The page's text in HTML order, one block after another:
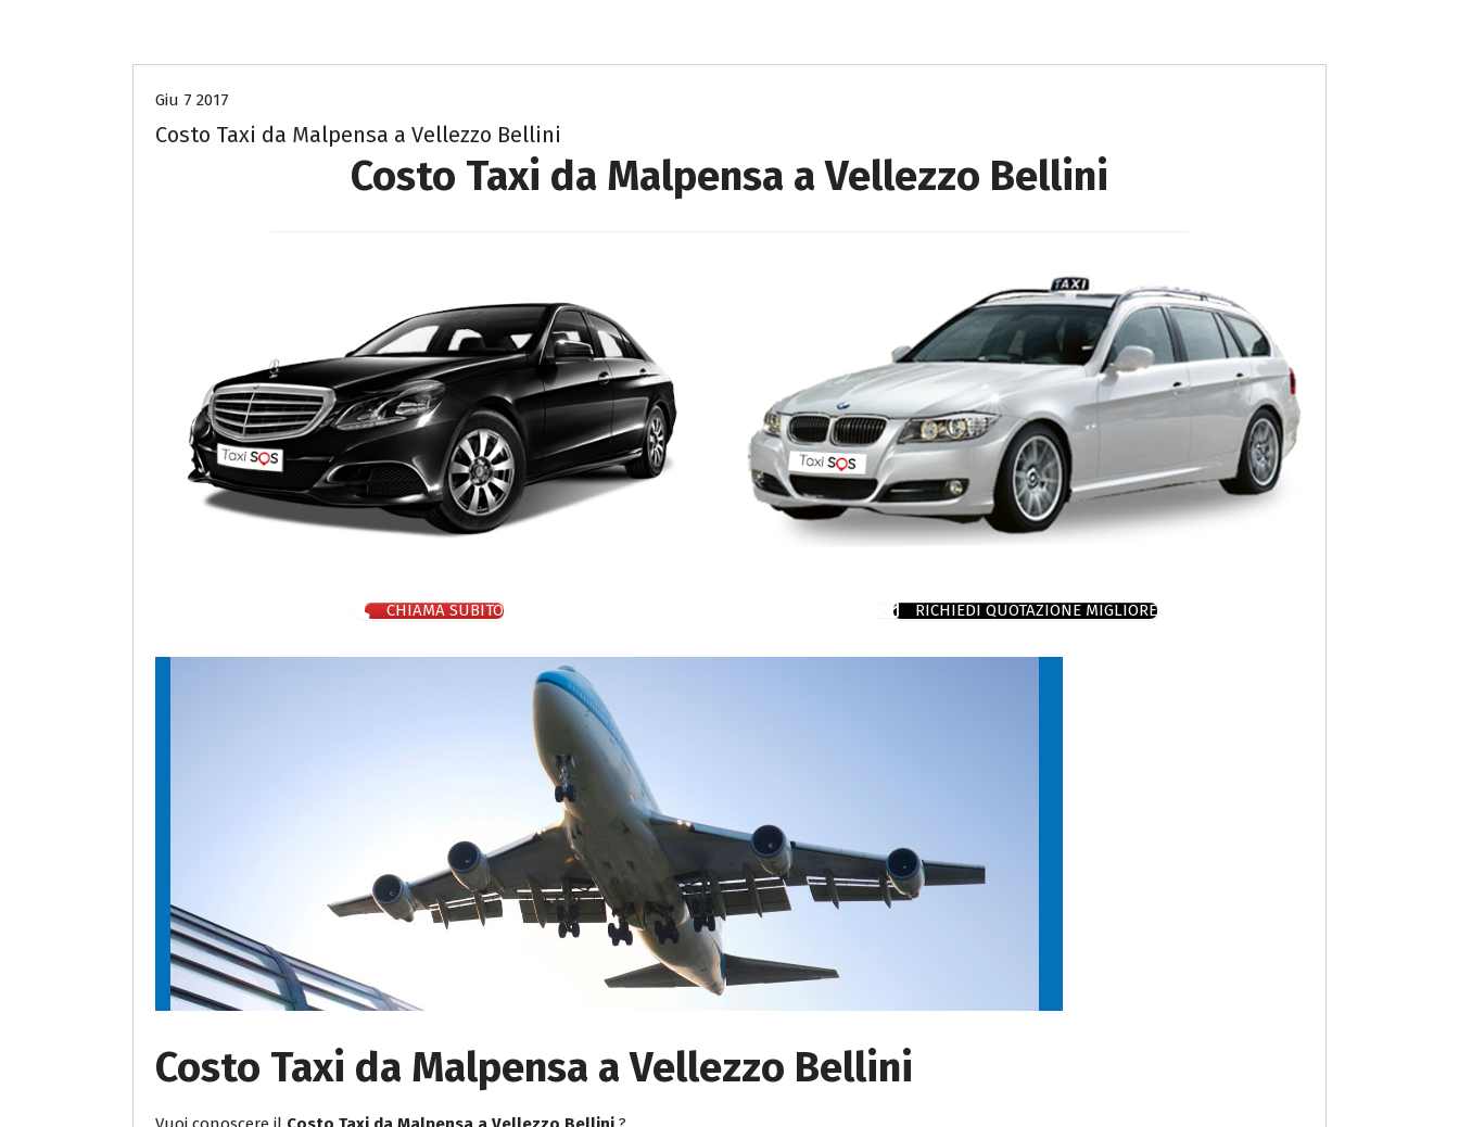
Giu 7 2017
Costo Taxi da Malpensa a Vellezzo Bellini
Costo Taxi da Malpensa a Vellezzo Bellini
CHIAMA SUBITO RICHIEDI QUOTAZIONE MIGLIORE
Costo Taxi da Malpensa a Vellezzo Bellini